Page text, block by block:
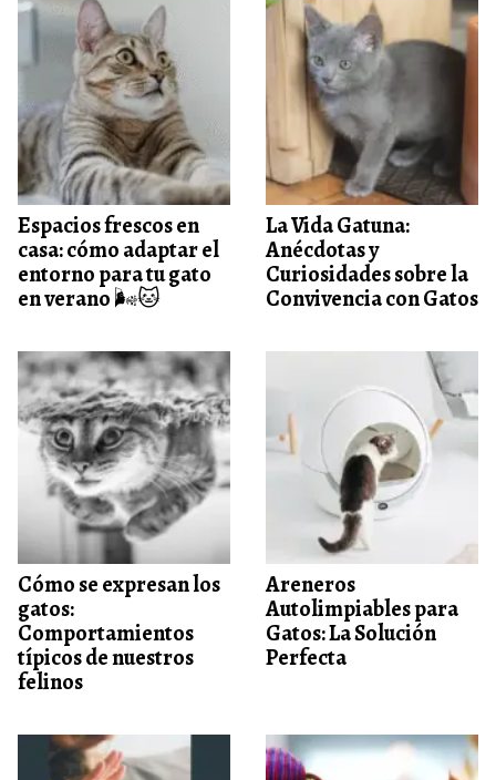
Espacios frescos en
casa: cómo adaptar el
entorno para tu gato
en verano 🌬️🐱
La Vida Gatuna:
Anécdotas y
Curiosidades sobre la
Convivencia con Gatos
Cómo se expresan los
gatos:
Comportamientos
típicos de nuestros
felinos
Areneros
Autolimpiables para
Gatos: La Solución
Perfecta